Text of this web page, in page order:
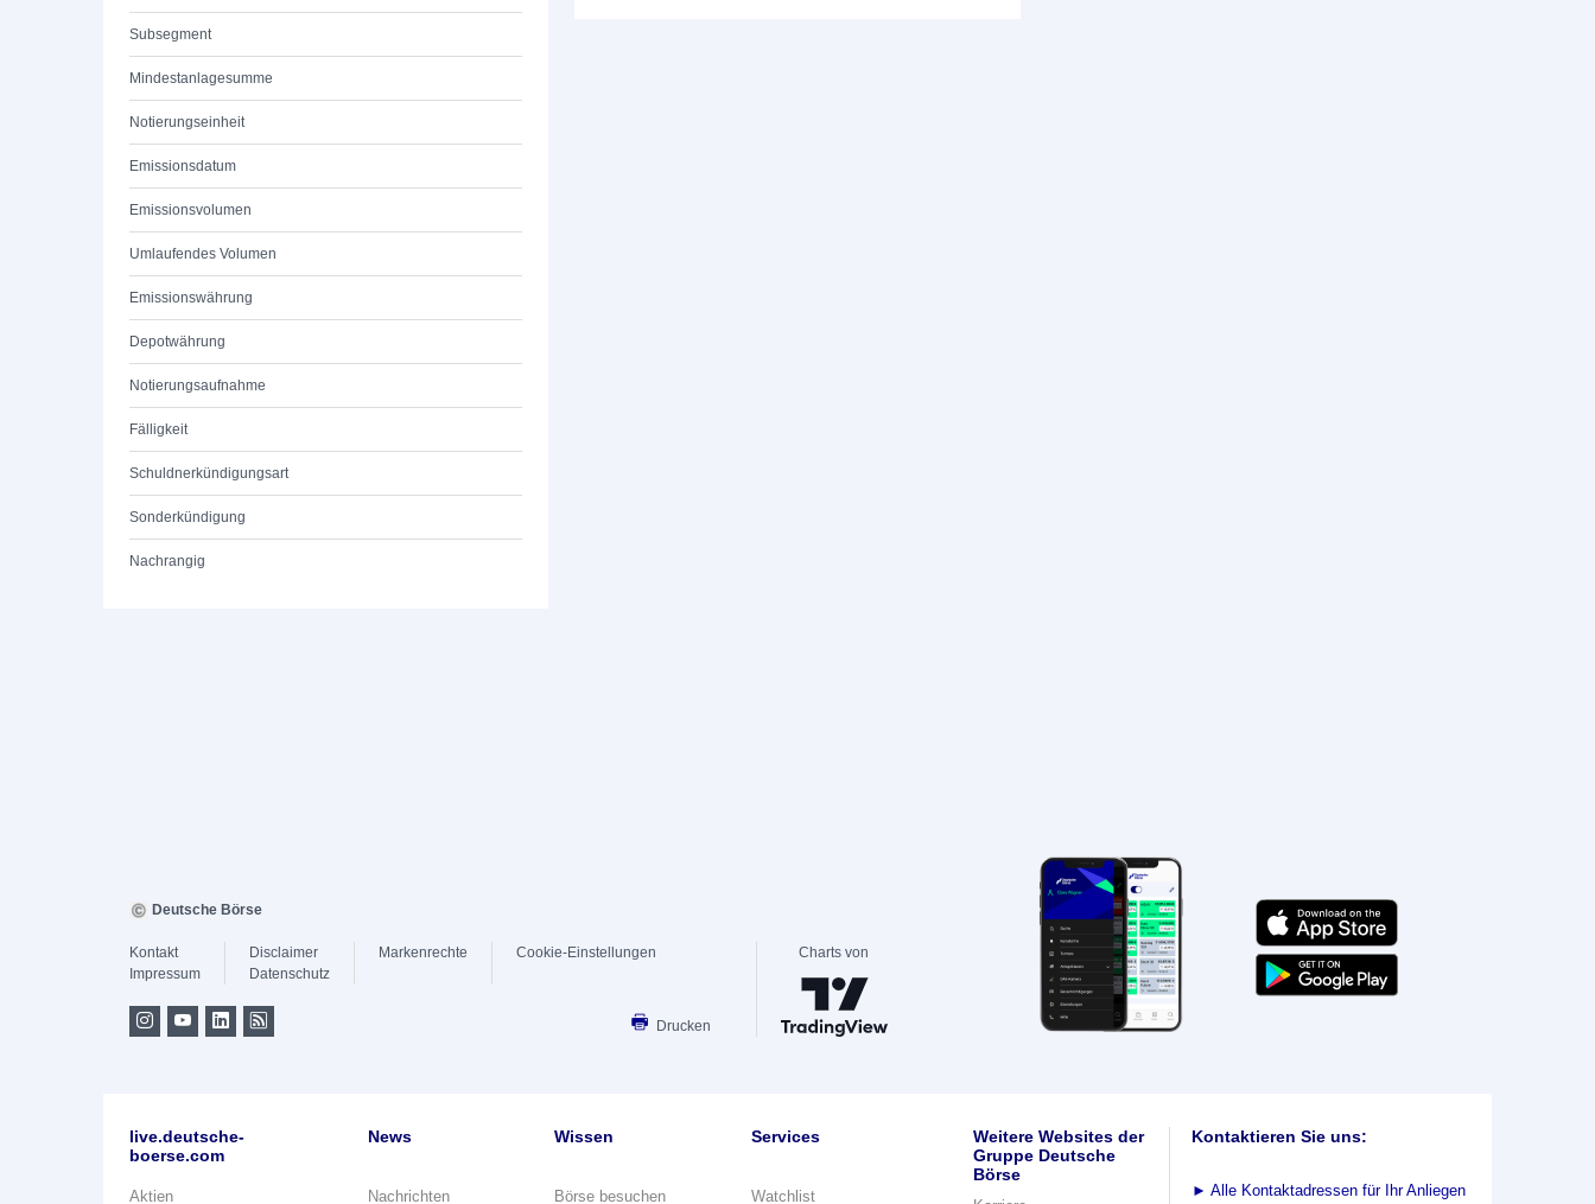
Subsegment
Mindestanlagesumme
Notierungseinheit
Emissionsdatum
Emissionsvolumen
Umlaufendes Volumen
Emissionswährung
Depotwährung
Notierungsaufnahme
Fälligkeit
Schuldnerkündigungsart
Sonderkündigung
Nachrangig
Deutsche Börse
Kontakt
Impressum
Disclaimer
Datenschutz
Markenrechte Cookie-Einstellungen
Drucken
Charts von
live.deutsche-
boerse.com
Aktien
News
Nachrichten
Wissen
Börse besuchen
Services
Watchlist
Weitere Websites der
Gruppe Deutsche
Börse
Kontaktieren Sie uns:
► Alle Kontaktadressen für Ihr Anliegen